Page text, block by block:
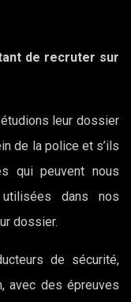
de recruter sur
leur dossier
de la police et s’ils
qui peuvent nous
dans nos
dossier.
de sécurité,
avec des épreuves